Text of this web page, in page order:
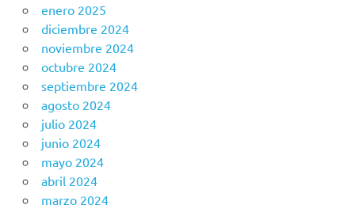
enero 2025
diciembre 2024
noviembre 2024
octubre 2024
septiembre 2024
agosto 2024
julio 2024
junio 2024
mayo 2024
abril 2024
marzo 2024